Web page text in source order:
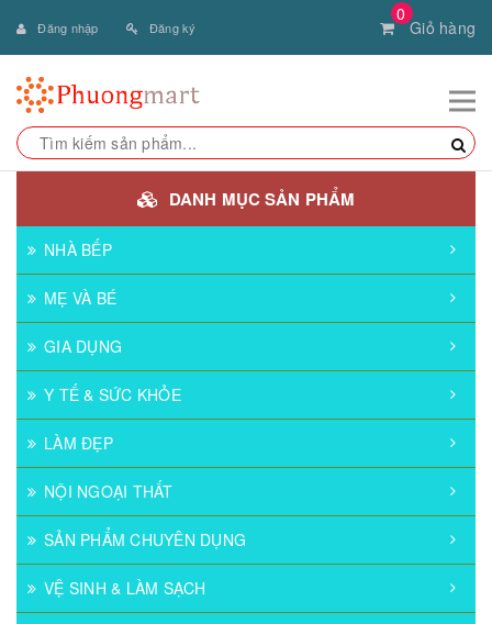
0
Giỏ hàng
Đăng nhập Đăng ký
DANH MỤC SẢN PHẨM
NHÀ BẾP
MẸ VÀ BÉ
GIA DỤNG
Y TẾ & SỨC KHỎE
LÀM ĐẸP
NỘI NGOẠI THẤT
SẢN PHẨM CHUYÊN DỤNG
VỆ SINH & LÀM SẠCH